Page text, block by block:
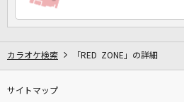
カラオケ検索 「RED ZONE」の詳細
サイトマップ